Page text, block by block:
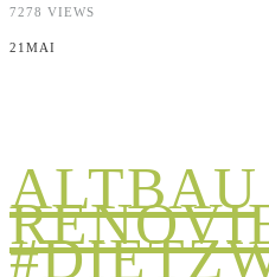
7278 VIEWS
21 MAI
ALTBAU